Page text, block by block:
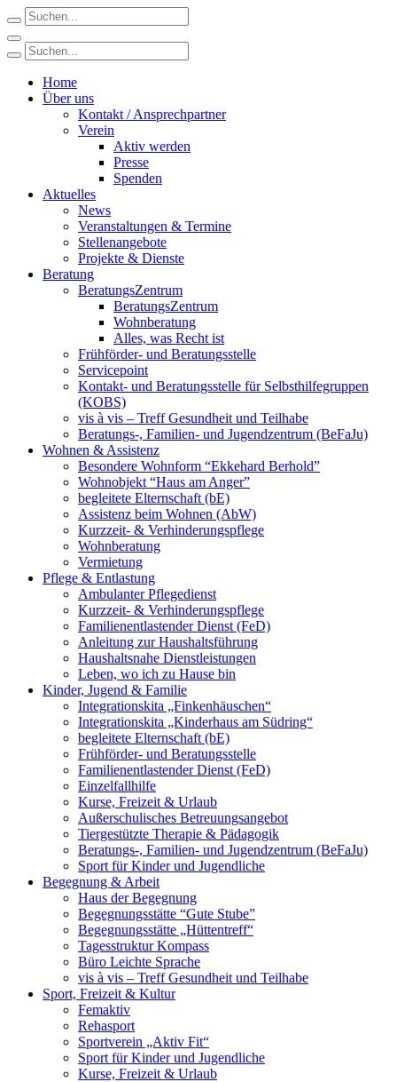
Home
Über uns
Kontakt / Ansprechpartner
Verein
Aktiv werden
Presse
Spenden
Aktuelles
News
Veranstaltungen & Termine
Stellenangebote
Projekte & Dienste
Beratung
BeratungsZentrum
BeratungsZentrum
Wohnberatung
Alles, was Recht ist
Frühförder- und Beratungsstelle
Servicepoint
Kontakt- und Beratungsstelle für Selbsthilfegruppen
(KOBS)
vis à vis – Treff Gesundheit und Teilhabe
Beratungs-, Familien- und Jugendzentrum (BeFaJu)
Wohnen & Assistenz
Besondere Wohnform “Ekkehard Berhold”
Wohnobjekt “Haus am Anger”
begleitete Elternschaft (bE)
Assistenz beim Wohnen (AbW)
Kurzzeit- & Verhinderungspflege
Wohnberatung
Vermietung
Pflege & Entlastung
Ambulanter Pflegedienst
Kurzzeit- & Verhinderungspflege
Familienentlastender Dienst (FeD)
Anleitung zur Haushaltsführung
Haushaltsnahe Dienstleistungen
Leben, wo ich zu Hause bin
Kinder, Jugend & Familie
Integrationskita „Finkenhäuschen“
Integrationskita „Kinderhaus am Südring“
begleitete Elternschaft (bE)
Frühförder- und Beratungsstelle
Familienentlastender Dienst (FeD)
Einzelfallhilfe
Kurse, Freizeit & Urlaub
Außerschulisches Betreuungsangebot
Tiergestützte Therapie & Pädagogik
Beratungs-, Familien- und Jugendzentrum (BeFaJu)
Sport für Kinder und Jugendliche
Begegnung & Arbeit
Haus der Begegnung
Begegnungsstätte “Gute Stube”
Begegnungsstätte „Hüttentreff“
Tagesstruktur Kompass
Büro Leichte Sprache
vis à vis – Treff Gesundheit und Teilhabe
Sport, Freizeit & Kultur
Femaktiv
Rehasport
Sportverein „Aktiv Fit“
Sport für Kinder und Jugendliche
Kurse, Freizeit & Urlaub